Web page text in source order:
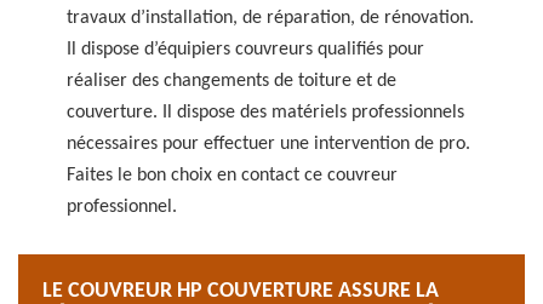
travaux d’installation, de réparation, de rénovation.
Il dispose d’équipiers couvreurs qualifiés pour
réaliser des changements de toiture et de
couverture. Il dispose des matériels professionnels
nécessaires pour effectuer une intervention de pro.
Faites le bon choix en contact ce couvreur
professionnel.
LE COUVREUR HP COUVERTURE ASSURE LA